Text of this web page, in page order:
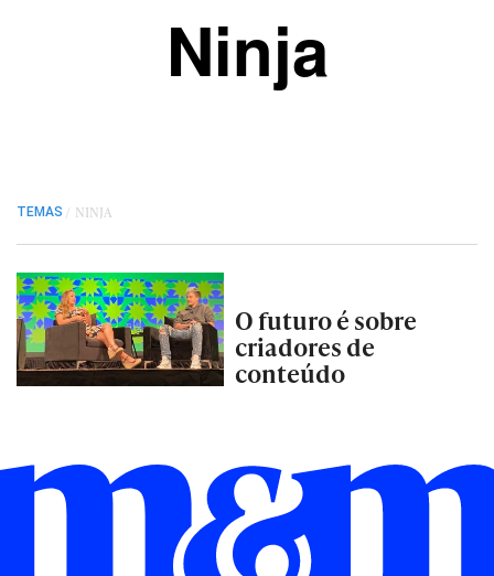
Ninja
TEMAS / NINJA
O futuro é sobre
criadores de
conteúdo